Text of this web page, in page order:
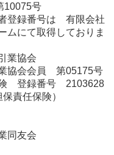
10075号
登録番号は 有限会社
ムにて取得しておりま
業協会
協会会員 第05175号
険 登録番号 2103628
責任保険）
同友会